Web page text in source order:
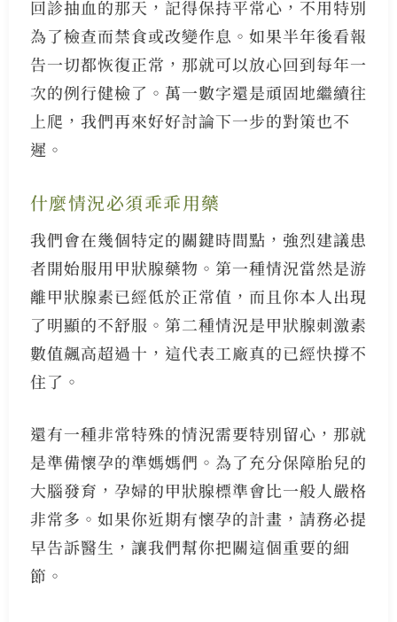
回診抽血的那天，記得保持平常心，不用特別
為了檢查而禁食或改變作息。如果半年後看報
告一切都恢復正常，那就可以放心回到每年一
次的例行健檢了。萬一數字還是頑固地繼續往
上爬，我們再來好好討論下一步的對策也不
遲。
什麼情況必須乖乖用藥
我們會在幾個特定的關鍵時間點，強烈建議患
者開始服用甲狀腺藥物。第一種情況當然是游
離甲狀腺素已經低於正常值，而且你本人出現
了明顯的不舒服。第二種情況是甲狀腺刺激素
數值飆高超過十，這代表工廠真的已經快撐不
住了。
還有一種非常特殊的情況需要特別留心，那就
是準備懷孕的準媽媽們。為了充分保障胎兒的
大腦發育，孕婦的甲狀腺標準會比一般人嚴格
非常多。如果你近期有懷孕的計畫，請務必提
早告訴醫生，讓我們幫你把關這個重要的細
節。